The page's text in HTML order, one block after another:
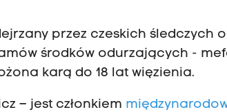
przez czeskich śledczych
środków odurzających -
karą do 18 lat więzienia.
– jest członkiem